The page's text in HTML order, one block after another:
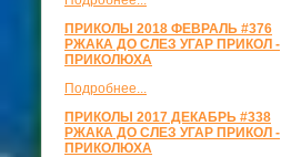
ПРИКОЛЫ 2018 ФЕВРАЛЬ #376
РЖАКА ДО СЛЕЗ УГАР ПРИКОЛ -
ПРИКОЛЮХА
Подробнее...
ПРИКОЛЫ 2017 ДЕКАБРЬ #338
РЖАКА ДО СЛЕЗ УГАР ПРИКОЛ -
ПРИКОЛЮХА